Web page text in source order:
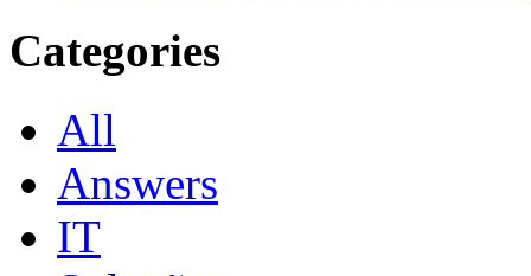
Categories
All
Answers
IT